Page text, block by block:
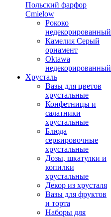
Польский фарфор
Сmielow
Рококо
недекорированный
Камелия Серый
орнамент
Oktawa
недекорированный
Хрусталь
Вазы для цветов
хрустальные
Конфетницы и
салатники
хрустальные
Блюда
сервировочные
хрустальные
Дозы, шкатулки и
копилки
хрустальные
Декор из хрусталя
Вазы для фруктов
и торта
Наборы для